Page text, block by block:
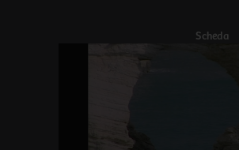
Scheda